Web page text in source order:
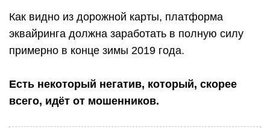
Как видно из дорожной карты, платформа
эквайринга должна заработать в полную силу
примерно в конце зимы 2019 года.
Есть некоторый негатив, который, скорее
всего, идёт от мошенников.